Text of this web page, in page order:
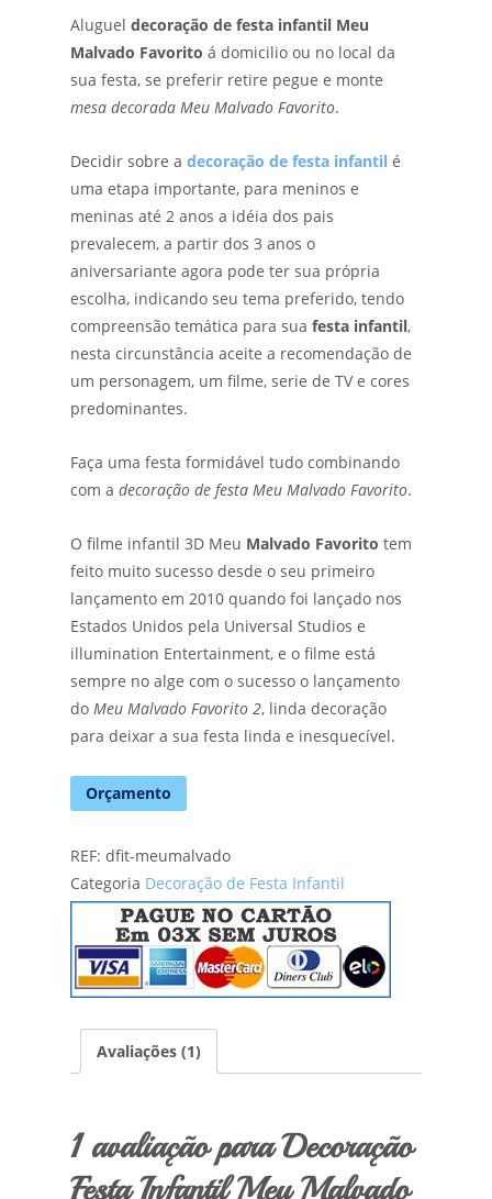
avaliação de
Aluguel decoração de festa infantil Meu
Malvado Favorito á domicilio ou no local da
sua festa, se preferir retire pegue e monte
mesa decorada Meu Malvado Favorito.
Decidir sobre a decoração de festa infantil é
uma etapa importante, para meninos e
meninas até 2 anos a idéia dos pais
prevalecem, a partir dos 3 anos o
aniversariante agora pode ter sua própria
escolha, indicando seu tema preferido, tendo
compreensão temática para sua festa infantil,
nesta circunstância aceite a recomendação de
um personagem, um filme, serie de TV e cores
predominantes.
Faça uma festa formidável tudo combinando
com a decoração de festa Meu Malvado Favorito.
O filme infantil 3D Meu Malvado Favorito tem
feito muito sucesso desde o seu primeiro
lançamento em 2010 quando foi lançado nos
Estados Unidos pela Universal Studios e
illumination Entertainment, e o filme está
sempre no alge com o sucesso o lançamento
do Meu Malvado Favorito 2, linda decoração
para deixar a sua festa linda e inesquecível.
Orçamento
REF: dfit-meumalvado
Categoria Decoração de Festa Infantil
Avaliações (1)
1 avaliação para Decoração
Festa Infantil Meu Malvado